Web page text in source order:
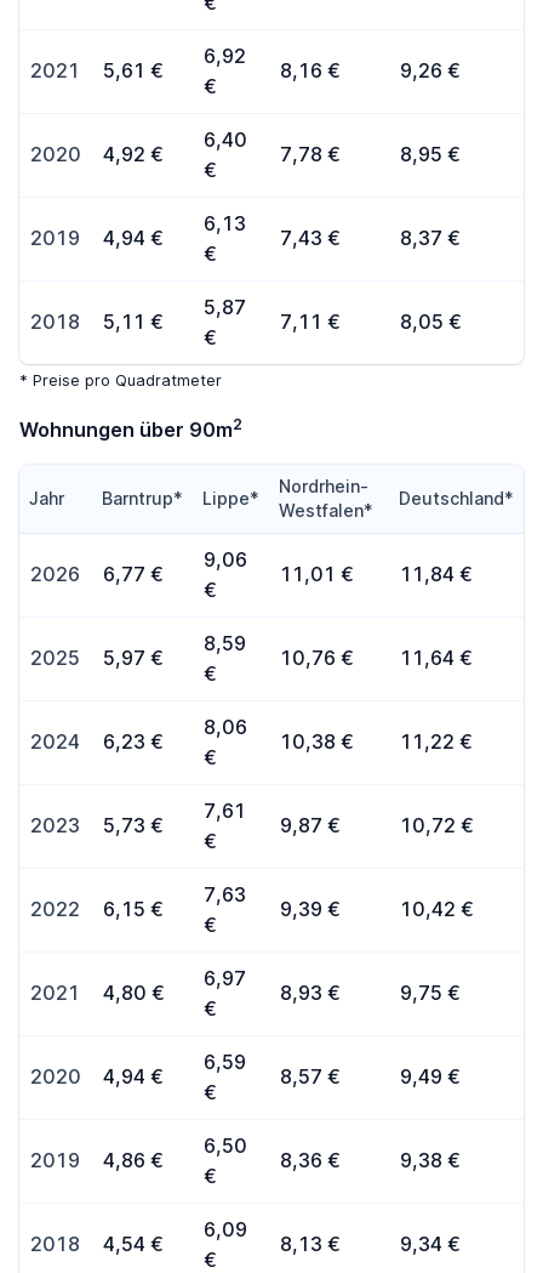
2021 5,61 €
6,92
€
8,16 € 9,26 €
2020 4,92 €
6,40
€
7,78 € 8,95 €
2019 4,94 €
6,13
€
7,43 € 8,37 €
2018 5,11 €
5,87
€
7,11 € 8,05 €
* Preise pro Quadratmeter
Wohnungen über 90m2
Jahr Barntrup* Lippe*
Nordrhein-
Westfalen*
Deutschland*
2026 6,77 €
9,06
€
11,01 € 11,84 €
2025 5,97 €
8,59
€
10,76 € 11,64 €
2024 6,23 €
8,06
€
10,38 € 11,22 €
2023 5,73 €
7,61
€
9,87 € 10,72 €
2022 6,15 €
7,63
€
9,39 € 10,42 €
2021 4,80 €
6,97
€
8,93 € 9,75 €
2020 4,94 €
6,59
€
8,57 € 9,49 €
2019 4,86 €
6,50
€
8,36 € 9,38 €
2018 4,54 €
6,09
€
8,13 € 9,34 €